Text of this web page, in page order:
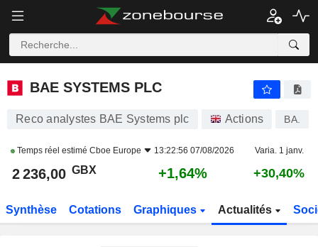
BAE SYSTEMS PLC
BAE SYSTEMS PLC
Reco analystes BAE Systems plc Actions BA.
Temps réel estimé Cboe Europe 13:22:56 07/08/2026 Varia. 1 janv.
2 236,00 GBX +1,64% +30,40%
Synthèse Cotations Graphiques Actualités